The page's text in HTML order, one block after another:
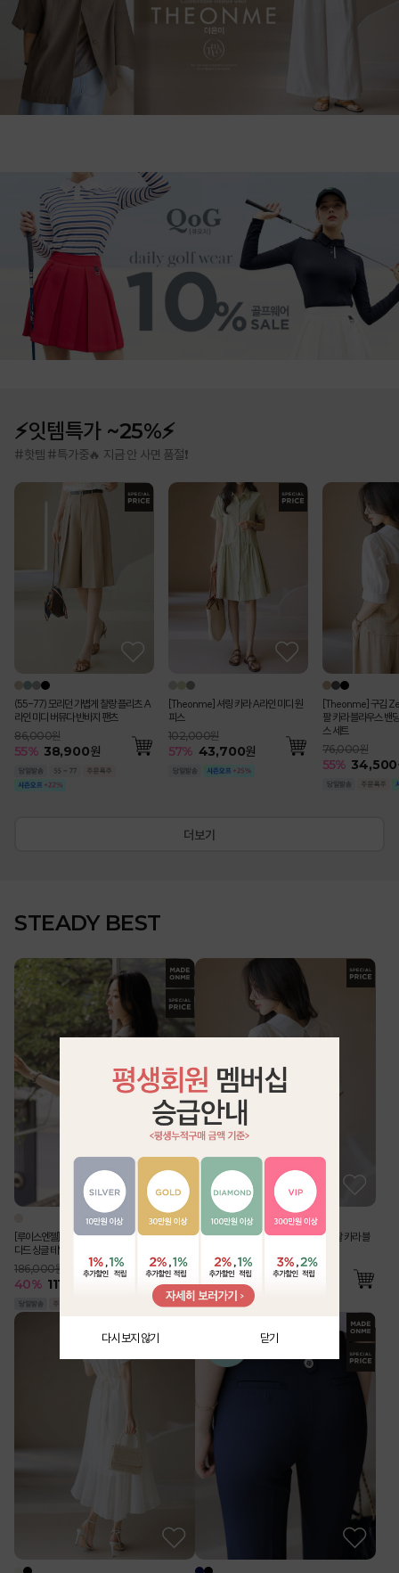
⚡잇템특가 ~25%⚡
#핫템 #특가중🔥 지금 안 사면 품절❗
(55-77) 모리던 가볍게 찰랑 플리츠 A
라인 미디 버뮤다 반바지 팬츠
86,000원
55% 38,900원
[Theonme] 셔링 카라 A라인 미디 원
피스
102,000원
57% 43,700원
[Theonme] 구김
팔 카라 블라우스 밴
스 세트
76,000원
55% 34,500
더보기
STEADY BEST
[루이스엔젤] 사각사각 린넨 라이크 벨트SET 스탠
다드 싱글 테일러드 자켓
186,000원
40% 111,500
[Theonme] 구김 Zero 링클 지지미 반팔 카라 블
76,000원
55% 34,500
다시 보지 않기 닫기